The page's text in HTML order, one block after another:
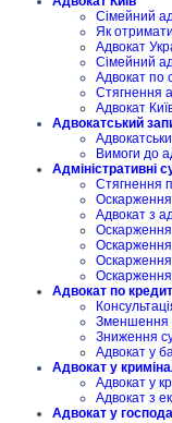
Сімейний
Як
Адвокат
Сімейний
Адвокат по
Стягнення
Адвокат
Адвокатський
Вимоги до
Адміністративні
Стягнення
Оскарження
Адвокат з
Оскарження
Оскарження
Оскарження
Оскарження
Адвокат по
Зменшення
Зниження
Адвокат у
Адвокат у
Адвокат у
Адвокат з
Адвокат у